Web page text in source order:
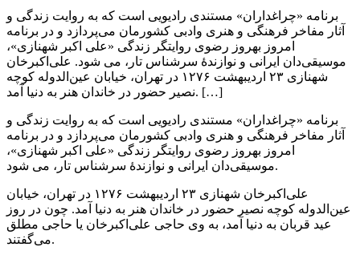
برنامه «چراغداران» مستندی رادیویی است كه به روایت زندگی و
آثار مفاخر فرهنگی و هنری وادبی كشورمان می‌پردازد و در برنامه
امروز بهروز رضوی روایتگر زندگی «علی اكبر شهنازی»،
موسیقی‌دان ایرانی و نوازندهٔ سرشناس تار، می شود. علی‌اكبرخان
شهنازی ۲۳ اردیبهشت ۱۲۷۶ در تهران، خیابان عین‌الدوله كوچه
نصیر حضور در خاندان هنر به دنیا آمد. […]
برنامه «چراغداران» مستندی رادیویی است كه به روایت زندگی و
آثار مفاخر فرهنگی و هنری وادبی كشورمان می‌پردازد و در برنامه
امروز بهروز رضوی روایتگر زندگی «علی اكبر شهنازی»،
موسیقی‌دان ایرانی و نوازندهٔ سرشناس تار، می شود.
علی‌اكبرخان شهنازی ۲۳ اردیبهشت ۱۲۷۶ در تهران، خیابان
عین‌الدوله كوچه نصیر حضور در خاندان هنر به دنیا آمد. چون در روز
عید قربان به دنیا آمد، به وی حاجی علی‌اكبرخان یا حاجی مطلق
می‌گفتند.